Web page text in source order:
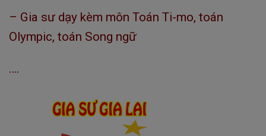
– Gia sư dạy kèm môn Toán Ti-mo, toán
Olympic, toán Song ngữ
….